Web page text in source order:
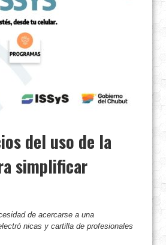
del uso de la
simplificar
de acercarse a una
nicas y cartilla de profesionales